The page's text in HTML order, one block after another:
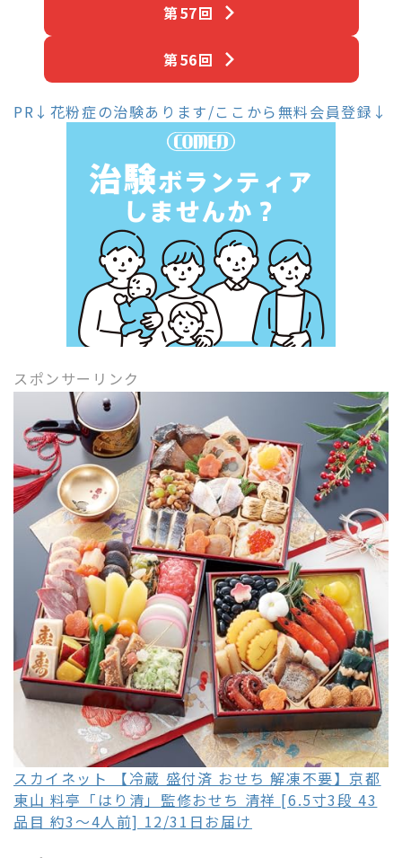
第57回
第56回
PR↓花粉症の治験あります/ここから無料会員登録↓
スポンサーリンク
スカイネット 【冷蔵 盛付済 おせち 解凍不要】京都
東山 料亭「はり清」監修おせち 清祥 [6.5寸3段 43
品目 約3～4人前] 12/31日お届け